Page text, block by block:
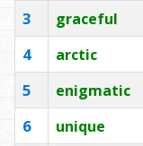
3
graceful
4
arctic
5
enigmatic
6
unique